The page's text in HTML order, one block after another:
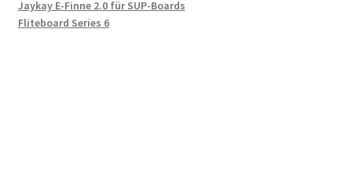
Jaykay E-Finne 2.0 für SUP-Boards
Fliteboard Series 6